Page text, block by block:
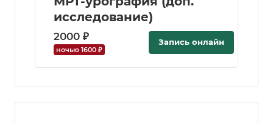
исследование)
2000 ₽
ночью 1600 ₽
Запись онлайн